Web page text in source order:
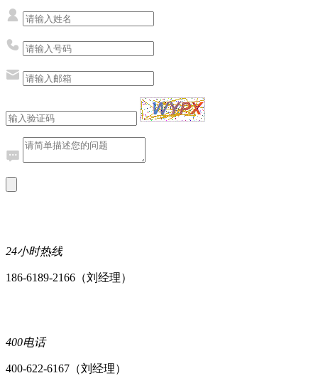
24小时热线
186-6189-2166（刘经理）
400电话
400-622-6167（刘经理）